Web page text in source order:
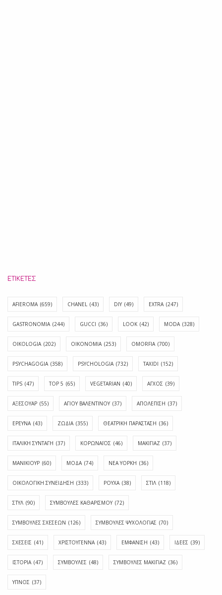
ΕΤΙΚΈΤΕΣ
AFIEROMA (659) CHANEL (43) DIY (49) EXTRA (247)
GASTRONOMIA (244) GUCCI (36) LOOK (42) MODA (328)
OIKOLOGIA (202) OIKONOMIA (253) OMORFIA (700)
PSYCHAGOGIA (358) PSYCHOLOGIA (732) TAXIDI (152)
TIPS (47) TOP 5 (65) VEGETARIAN (40) ΑΓΧΟΣ (39)
ΑΞΕΣΟΥΑΡ (55) ΑΓΊΟΥ ΒΑΛΕΝΤΊΝΟΥ (37) ΑΠΟΛΈΠΙΣΗ (37)
ΕΡΕΥΝΑ (43) ΖΩΔΙΑ (355) ΘΕΑΤΡΙΚΗ ΠΑΡΑΣΤΑΣΗ (36)
ΙΤΑΛΙΚΗ ΣΥΝΤΑΓΗ (37) ΚΟΡΩΝΑΪΟΣ (46) ΜΑΚΙΓΙΑΖ (37)
ΜΑΝΙΚΙΟΥΡ (60) ΜΟΔΑ (74) ΝΕΑ ΥΟΡΚΗ (36)
ΟΙΚΟΛΟΓΙΚΗ ΣΥΝΕΙΔΗΣΗ (333) ΡΟΥΧΑ (38) ΣΤΙΛ (118)
ΣΤΥΛ (90) ΣΥΜΒΟΥΛΕΣ ΚΑΘΑΡΙΣΜΟΥ (72)
ΣΥΜΒΟΥΛΕΣ ΣΧΕΣΕΩΝ (126) ΣΥΜΒΟΥΛΕΣ ΨΥΧΟΛΟΓΙΑΣ (70)
ΣΧΕΣΕΙΣ (41) ΧΡΙΣΤΟΥΓΕΝΝΑ (43) ΕΜΦΆΝΙΣΗ (43) ΙΔΈΕΣ (39)
ΙΣΤΟΡΊΑ (47) ΣΥΜΒΟΥΛΈΣ (48) ΣΥΜΒΟΥΛΈΣ ΜΑΚΙΓΙΆΖ (36)
ΎΠΝΟΣ (37)